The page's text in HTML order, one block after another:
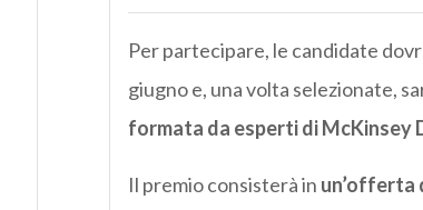
Per partecipare, le candidate
giugno e, una volta selezionate,
formata da esperti di McKinsey
Il premio consisterà in un’offerta